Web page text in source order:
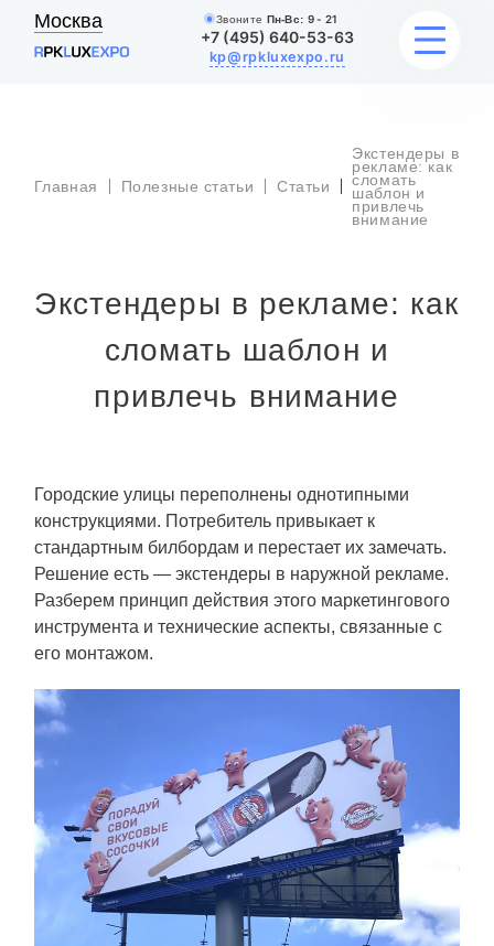
Москва Звоните Пн-Вс: 9 - 21
+7 (495) 640-53-63
kp@rpkluxexpo.ru
НАШИ РАБОТЫ
О КОМПАНИИ
Главная Полезные статьи Статьи
Экстендеры в
рекламе: как
сломать
шаблон и
привлечь
внимание
Экстендеры в рекламе: как
сломать шаблон и
привлечь внимание
Городские улицы переполнены однотипными
конструкциями. Потребитель привыкает к
стандартным билбордам и перестает их замечать.
Решение есть — экстендеры в наружной рекламе.
Разберем принцип действия этого маркетингового
инструмента и технические аспекты, связанные с
его монтажом.